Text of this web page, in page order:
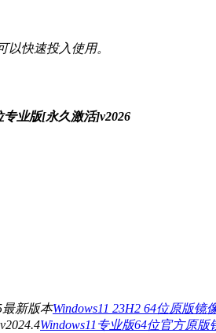
快速投入使用。
专业版[永久激活]v2026
Windows11 23H2 64位原版镜
Windows11专业版64位官方原版